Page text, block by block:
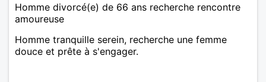
Homme divorcé(e) de 66 ans recherche rencontre
amoureuse
Homme tranquille serein, recherche une femme
douce et prête à s'engager.